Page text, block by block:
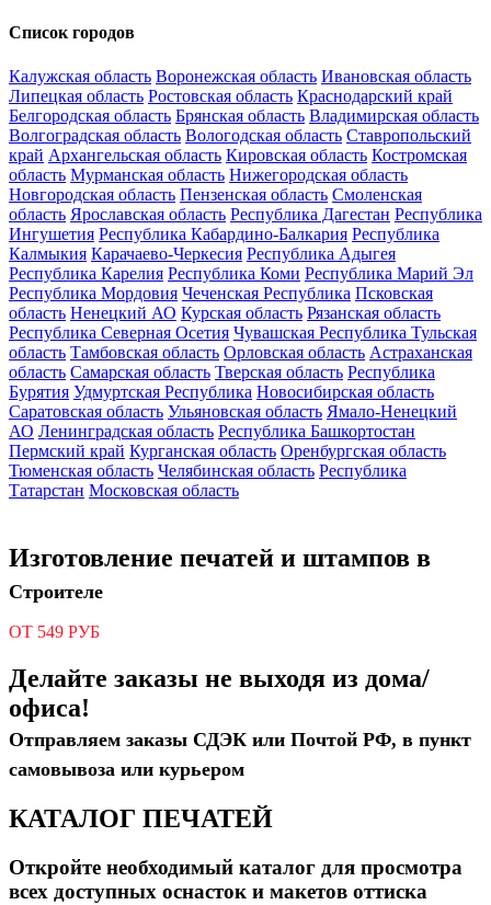
Список городов
Калужская область Воронежская область Ивановская область
Липецкая область Ростовская область Краснодарский край
Белгородская область Брянская область Владимирская область
Волгоградская область Вологодская область Ставропольский
край Архангельская область Кировская область Костромская
область Мурманская область Нижегородская область
Новгородская область Пензенская область Смоленская
область Ярославская область Республика Дагестан Республика
Ингушетия Республика Кабардино-Балкария Республика
Калмыкия Карачаево-Черкесия Республика Адыгея
Республика Карелия Республика Коми Республика Марий Эл
Республика Мордовия Чеченская Республика Псковская
область Ненецкий АО Курская область Рязанская область
Республика Северная Осетия Чувашская Республика Тульская
область Тамбовская область Орловская область Астраханская
область Самарская область Тверская область Республика
Бурятия Удмуртская Республика Новосибирская область
Саратовская область Ульяновская область Ямало-Ненецкий
АО Ленинградская область Республика Башкортостан
Пермский край Курганская область Оренбургская область
Тюменская область Челябинская область Республика
Татарстан Московская область
Изготовление печатей и штампов в
Строителе
ОТ 549 РУБ
Делайте заказы не выходя из дома/
офиса!
Отправляем заказы СДЭК или Почтой РФ, в пункт
самовывоза или курьером
КАТАЛОГ ПЕЧАТЕЙ
Откройте необходимый каталог для просмотра
всех доступных оснасток и макетов оттиска